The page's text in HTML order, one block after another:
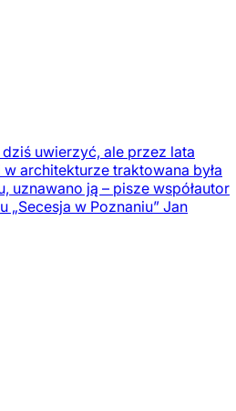
uwierzyć, ale przez lata
architekturze traktowana była
uznawano ją – pisze współautor
„Secesja w Poznaniu” Jan